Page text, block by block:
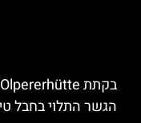
הגשר התלוי בחבל